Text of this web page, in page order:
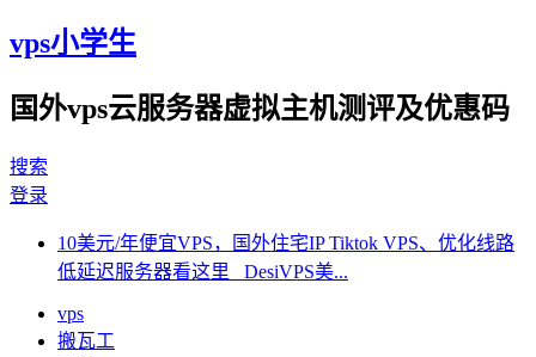
vps小学生
国外vps云服务器虚拟主机测评及优惠码
搜索
登录
10美元/年便宜VPS，国外住宅IP Tiktok VPS、优化线路
低延迟服务器看这里 DesiVPS美...
vps
搬瓦工